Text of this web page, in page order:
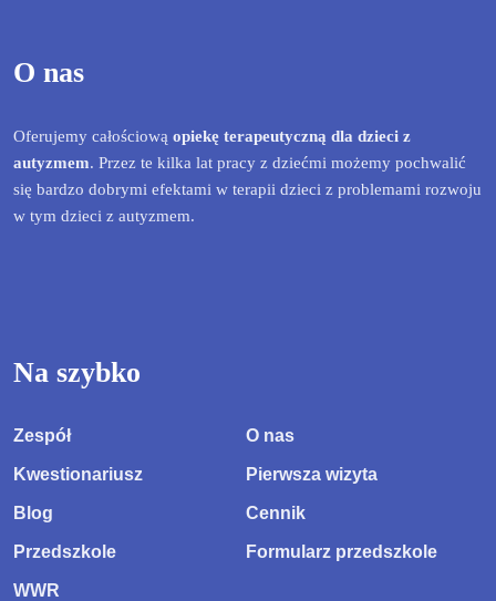
O nas
Oferujemy całościową opiekę terapeutyczną dla dzieci z
autyzmem. Przez te kilka lat pracy z dziećmi możemy pochwalić
się bardzo dobrymi efektami w terapii dzieci z problemami rozwoju
w tym dzieci z autyzmem.
Na szybko
Zespół O nas
Kwestionariusz Pierwsza wizyta
Blog Cennik
Przedszkole Formularz przedszkole
WWR